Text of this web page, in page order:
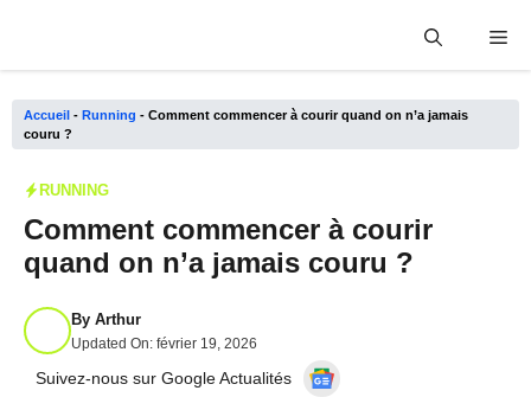
Accueil - Running - Comment commencer à courir quand on n’a jamais
couru ?
RUNNING
Comment commencer à courir
quand on n’a jamais couru ?
By Arthur
Updated On: février 19, 2026
Suivez-nous sur Google Actualités